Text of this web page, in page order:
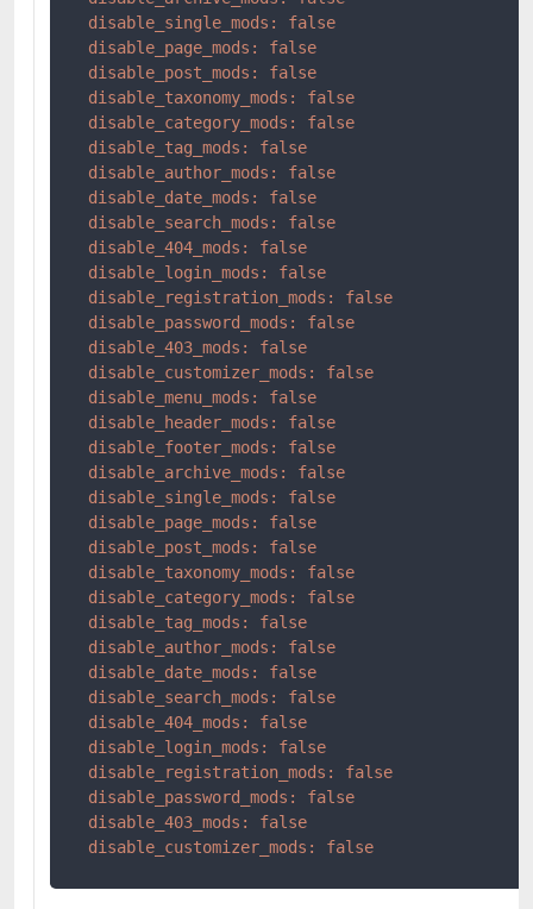
disable_single_mods:
false
disable_page_mods:
false
disable_post_mods:
false
disable_taxonomy_mods:
false
disable_category_mods:
false
disable_tag_mods:
false
disable_author_mods:
false
disable_date_mods:
false
disable_search_mods:
false
disable_404_mods:
false
disable_login_mods:
false
disable_registration_mods:
false
disable_password_mods:
false
disable_403_mods:
false
disable_customizer_mods:
false
disable_menu_mods:
false
disable_header_mods:
false
disable_footer_mods:
false
disable_archive_mods:
false
disable_single_mods:
false
disable_page_mods:
false
disable_post_mods:
false
disable_taxonomy_mods:
false
disable_category_mods:
false
disable_tag_mods:
false
disable_author_mods:
false
disable_date_mods:
false
disable_search_mods:
false
disable_404_mods:
false
disable_login_mods:
false
disable_registration_mods:
false
disable_password_mods:
false
disable_403_mods:
false
disable_customizer_mods:
false